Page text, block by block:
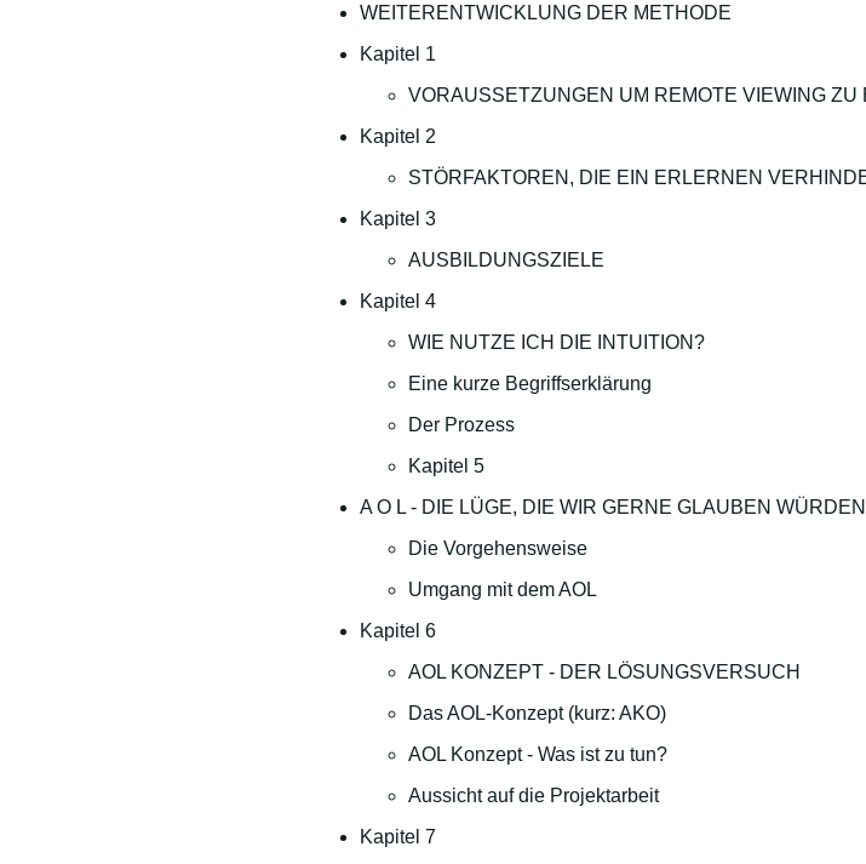
WEITERENTWICKLUNG DER METHODE
Kapitel 1
VORAUSSETZUNGEN UM REMOTE VIEWING ZU
Kapitel 2
STÖRFAKTOREN, DIE EIN ERLERNEN
Kapitel 3
AUSBILDUNGSZIELE
Kapitel 4
WIE NUTZE ICH DIE INTUITION?
Eine kurze Begriffserklärung
Der Prozess
Kapitel 5
A O L - DIE LÜGE, DIE WIR GERNE GLAUBEN WÜRDEN
Die Vorgehensweise
Umgang mit dem AOL
Kapitel 6
AOL KONZEPT - DER LÖSUNGSVERSUCH
Das AOL-Konzept (kurz: AKO)
AOL Konzept - Was ist zu tun?
Aussicht auf die Projektarbeit
Kapitel 7